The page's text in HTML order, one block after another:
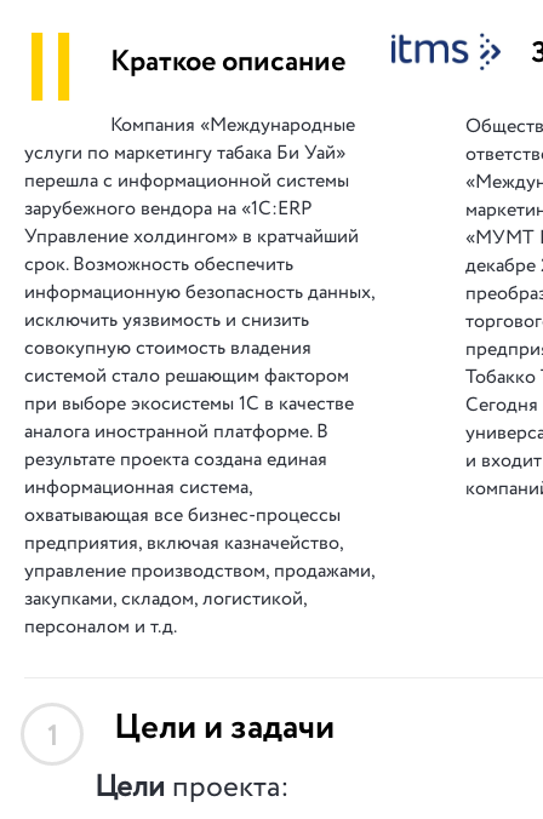
|| Краткое описание
Компания «Международные
услуги по маркетингу табака Би Уай»
перешла с информационной системы
зарубежного вендора на «1С:ERP
Управление холдингом» в кратчайший
срок. Возможность обеспечить
информационную безопасность данных,
исключить уязвимость и снизить
совокупную стоимость владения
системой стало решающим фактором
при выборе экосистемы 1С в качестве
аналога иностранной платформе. В
результате проекта создана единая
информационная система,
охватывающая все бизнес-процессы
предприятия, включая казначейство,
управление производством, продажами,
закупками, складом, логистикой,
персоналом и т.д.
«МУМТ
декабре
Тобакко
Сегодня
и
1 Цели и задачи
Цели проекта: